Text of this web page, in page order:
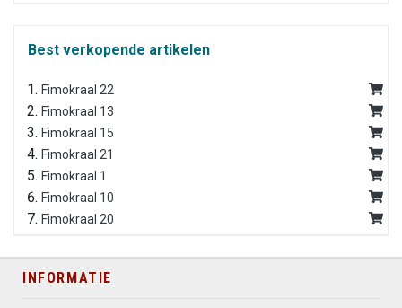
Best verkopende artikelen
Fimokraal 22
Fimokraal 13
Fimokraal 15
Fimokraal 21
Fimokraal 1
Fimokraal 10
Fimokraal 20
INFORMATIE